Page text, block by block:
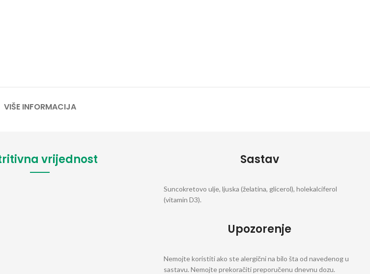
VIŠE INFORMACIJA
vrijednost Sastav
Suncokretovo ulje, ljuska (želatina, glicerol), holekalciferol
(vitamin D3).
Upozorenje
Nemojte koristiti ako ste alergični na bilo šta od navedenog u
sastavu. Nemojte prekoračiti preporučenu dnevnu dozu.